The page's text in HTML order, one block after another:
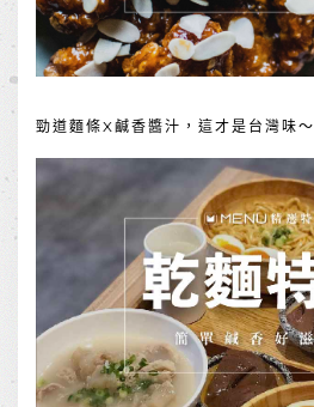
勁道麵條X鹹香醬汁，這才是台灣味～